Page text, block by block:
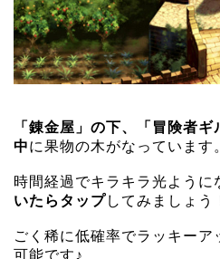
「錬金屋」の下、「冒険者
中に果物の木がなっています
時間経過でキラキラ光ように
いたらタップしてみましょう
ごく稀に低確率でラッキー
可能です♪